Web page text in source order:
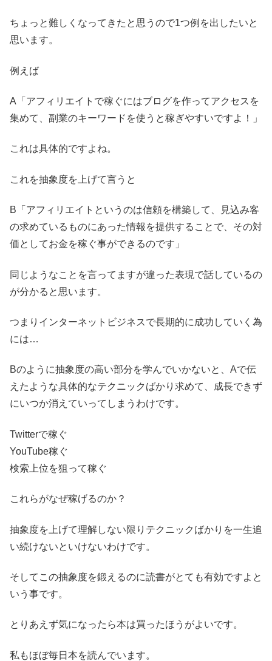
ちょっと難しくなってきたと思うので1つ例を出したいと
思います。
例えば
A「アフィリエイトで稼ぐにはブログを作ってアクセスを
集めて、副業のキーワードを使うと稼ぎやすいですよ！」
これは具体的ですよね。
これを抽象度を上げて言うと
B「アフィリエイトというのは信頼を構築して、見込み客
の求めているものにあった情報を提供することで、その対
価としてお金を稼ぐ事ができるのです」
同じようなことを言ってますが違った表現で話しているの
が分かると思います。
つまりインターネットビジネスで長期的に成功していく為
には…
Bのように抽象度の高い部分を学んでいかないと、Aで伝
えたような具体的なテクニックばかり求めて、成長できず
にいつか消えていってしまうわけです。
Twitterで稼ぐ
YouTube稼ぐ
検索上位を狙って稼ぐ
これらがなぜ稼げるのか？
抽象度を上げて理解しない限りテクニックばかりを一生追
い続けないといけないわけです。
そしてこの抽象度を鍛えるのに読書がとても有効ですよと
いう事です。
とりあえず気になったら本は買ったほうがよいです。
私もほぼ毎日本を読んでいます。